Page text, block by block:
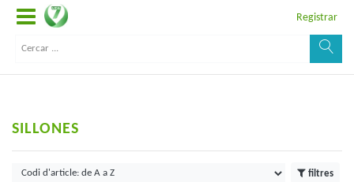
Registrar
SILLONES
filtres